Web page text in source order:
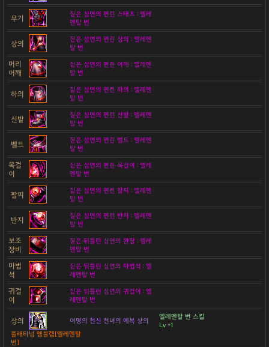
무기
짙은 심연의 편린 스태프 : 엘레
멘탈 번
상의
짙은 심연의 편린 상의 : 엘레멘
탈 번
머리
어깨
짙은 심연의 편린 어깨 : 엘레멘
탈 번
하의
짙은 심연의 편린 하의 : 엘레멘
탈 번
신발
짙은 심연의 편린 신발 : 엘레멘
탈 번
벨트
짙은 심연의 편린 벨트 : 엘레멘
탈 번
목걸
이
짙은 심연의 편린 목걸이 : 엘레
멘탈 번
팔찌
짙은 심연의 편린 팔찌 : 엘레멘
탈 번
반지
짙은 심연의 편린 반지 : 엘레멘
탈 번
보조
장비
짙은 뒤틀린 심연의 완장 : 엘레
멘탈 번
마법
석
짙은 뒤틀린 심연의 마법석 : 엘
레멘탈 번
귀걸
이
짙은 뒤틀린 심연의 귀걸이 : 엘
레멘탈 번
상의 여명의 천신 천녀의 예복 상의
엘레멘탈 번 스킬
Lv +1
플래티넘 엠블렘[엘레멘탈
번]